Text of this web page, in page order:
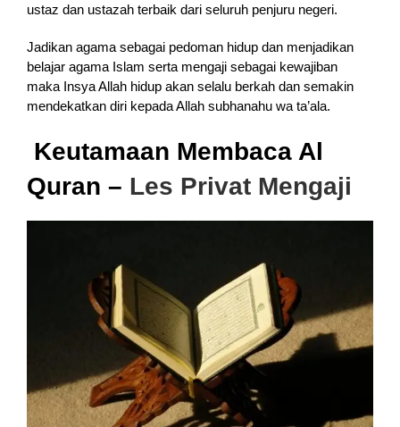
ustaz dan ustazah terbaik dari seluruh penjuru negeri.
Jadikan agama sebagai pedoman hidup dan menjadikan
belajar agama Islam serta mengaji sebagai kewajiban
maka Insya Allah hidup akan selalu berkah dan semakin
mendekatkan diri kepada Allah subhanahu wa ta’ala.
Keutamaan Membaca Al
Quran – Les Privat Mengaji